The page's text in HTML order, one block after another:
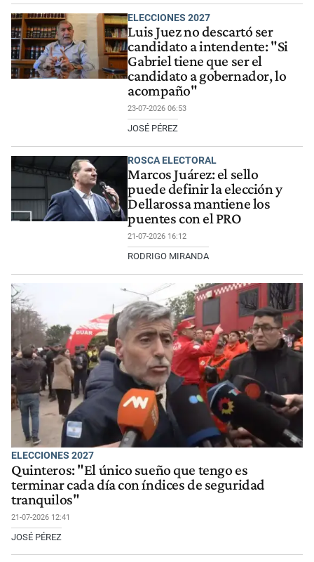
ELECCIONES 2027
Luis Juez no descartó ser
candidato a intendente: "Si
Gabriel tiene que ser el
candidato a gobernador, lo
acompaño"
23-07-2026 06:53
JOSÉ PÉREZ
ROSCA ELECTORAL
Marcos Juárez: el sello
puede definir la elección y
Dellarossa mantiene los
puentes con el PRO
21-07-2026 16:12
RODRIGO MIRANDA
ELECCIONES 2027
Quinteros: "El único sueño que tengo es
terminar cada día con índices de seguridad
tranquilos"
21-07-2026 12:41
JOSÉ PÉREZ